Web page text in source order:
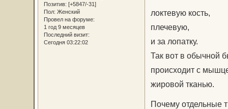
Позитив: [+5847/-31]
Пол: Женский
Провел на форуме:
1 год 9 месяцев
Последний визит:
Сегодня 03:22:02
локтевую кость,
плечевую,
и за лопатку.
Так вот в обычной
происходит с
жировой тканью.
Почему отдельные